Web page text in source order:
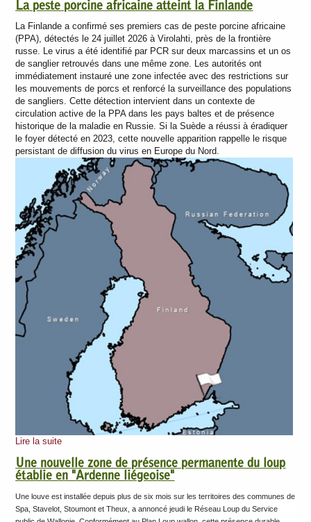
La peste porcine africaine atteint la Finlande
La Finlande a confirmé ses premiers cas de peste porcine africaine
(PPA), détectés le 24 juillet 2026 à Virolahti, près de la frontière
russe. Le virus a été identifié par PCR sur deux marcassins et un os
de sanglier retrouvés dans une même zone. Les autorités ont
immédiatement instauré une zone infectée avec des restrictions sur
les mouvements de porcs et renforcé la surveillance des populations
de sangliers. Cette détection intervient dans un contexte de
circulation active de la PPA dans les pays baltes et de présence
historique de la maladie en Russie. Si la Suède a réussi à éradiquer
le foyer détecté en 2023, cette nouvelle apparition rappelle le risque
persistant de diffusion du virus en Europe du Nord.
Lire la suite
Une nouvelle zone de présence permanente du loup
établie en "Ardenne liégeoise"
Une louve est installée depuis plus de six mois sur les territoires des communes de
Spa, Stavelot, Stoumont et Theux, a annoncé jeudi le Réseau Loup du Service